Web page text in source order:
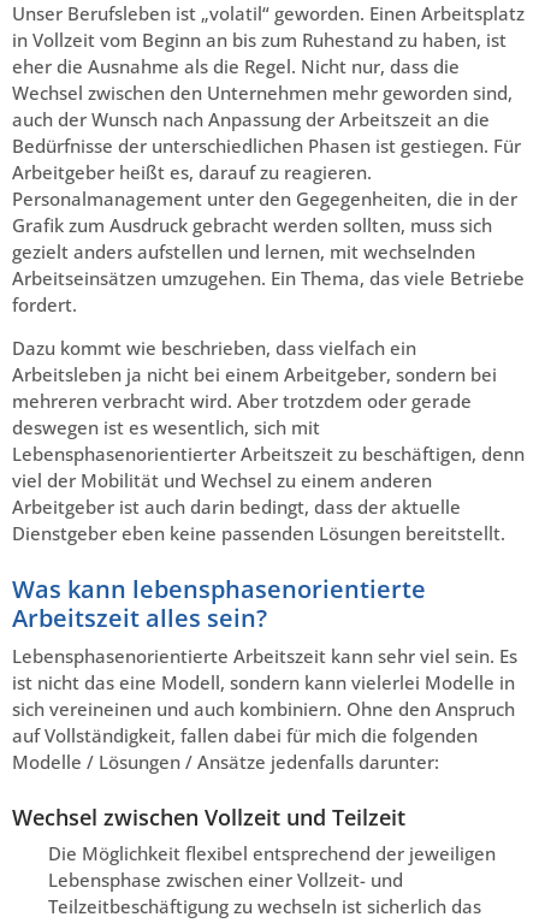
Unser Berufsleben ist „volatil“ geworden. Einen Arbeitsplatz
in Vollzeit vom Beginn an bis zum Ruhestand zu haben, ist
eher die Ausnahme als die Regel. Nicht nur, dass die
Wechsel zwischen den Unternehmen mehr geworden sind,
auch der Wunsch nach Anpassung der Arbeitszeit an die
Bedürfnisse der unterschiedlichen Phasen ist gestiegen. Für
Arbeitgeber heißt es, darauf zu reagieren.
Personalmanagement unter den Gegegenheiten, die in der
Grafik zum Ausdruck gebracht werden sollten, muss sich
gezielt anders aufstellen und lernen, mit wechselnden
Arbeitseinsätzen umzugehen. Ein Thema, das viele Betriebe
fordert.
Dazu kommt wie beschrieben, dass vielfach ein
Arbeitsleben ja nicht bei einem Arbeitgeber, sondern bei
mehreren verbracht wird. Aber trotzdem oder gerade
deswegen ist es wesentlich, sich mit
Lebensphasenorientierter Arbeitszeit zu beschäftigen, denn
viel der Mobilität und Wechsel zu einem anderen
Arbeitgeber ist auch darin bedingt, dass der aktuelle
Dienstgeber eben keine passenden Lösungen bereitstellt.
Was kann lebensphasenorientierte
Arbeitszeit alles sein?
Lebensphasenorientierte Arbeitszeit kann sehr viel sein. Es
ist nicht das eine Modell, sondern kann vielerlei Modelle in
sich vereineinen und auch kombiniern. Ohne den Anspruch
auf Vollständigkeit, fallen dabei für mich die folgenden
Modelle / Lösungen / Ansätze jedenfalls darunter:
Wechsel zwischen Vollzeit und Teilzeit
Die Möglichkeit flexibel entsprechend der jeweiligen
Lebensphase zwischen einer Vollzeit- und
Teilzeitbeschäftigung zu wechseln ist sicherlich das